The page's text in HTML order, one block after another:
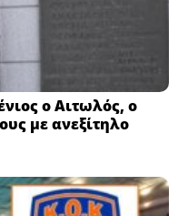
ο Αιτωλός, ο
με ανεξίτηλο